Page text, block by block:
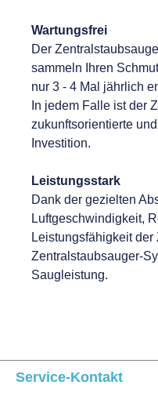
Wartungsfrei
Der
sammeln Ihren
nur 3 - 4 Mal jährlich
In jedem Falle ist der
zukunftsorientierte
Investition.
Leistungsstark
Dank der gezielten
Luftgeschwindigkeit,
Leistungsfähigkeit
Zentralstaubsauger-
Saugleistung.
Service-Kontakt